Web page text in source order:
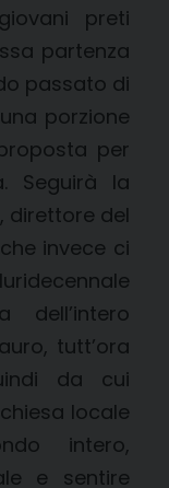
preti
partenza
passato di
porzione
per
Seguirà la
direttore del
invece ci
dell’intero
tutt’ora
da cui
locale
intero,
e sentire